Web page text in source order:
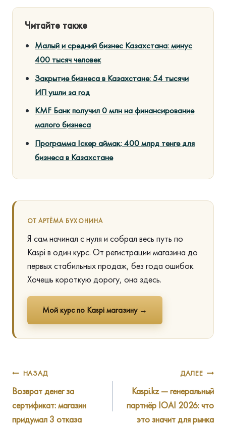
Читайте также
Малый и средний бизнес Казахстана: минус
400 тысяч человек
Закрытие бизнеса в Казахстане: 54 тысячи
ИП ушли за год
KMF Банк получил 0 млн на финансирование
малого бизнеса
Программа Іскер аймақ: 400 млрд тенге для
бизнеса в Казахстане
ОТ АРТЁМА БУХОНИНА
Я сам начинал с нуля и собрал весь путь по
Kaspi в один курс. От регистрации магазина до
первых стабильных продаж, без года ошибок.
Хочешь короткую дорогу, она здесь.
Мой курс по Kaspi магазину →
Навигация
по
записям
НАЗАД
Возврат денег за
сертификат: магазин
придумал 3 отказа
ДАЛЕЕ
Kaspi.kz — генеральный
партнёр IOAI 2026: что
это значит для рынка